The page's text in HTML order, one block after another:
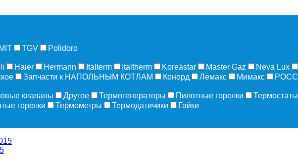
IMIT TGV
Polidoro
Haier Hermann Italterm Italtherm Koreastar Master Gaz Neva Lux
Запчасти к НАПОЛЬНЫМ КОТЛАМ Конорд Лемакс Мимакс РОСС
клапаны Другое Термогенераторы Пилотные горелки Термостаты
горелки Термометры Термодатичики
Гайки